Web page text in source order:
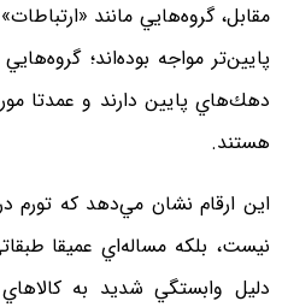
مقابل، گروه‌هايي مانند
پايين‌تر مواجه بوده‌اند؛
دهك‌هاي پايين دارند و عمدتا
هستند.
اين ارقام نشان مي‌دهد كه تورم
نيست، بلكه مساله‌اي عميقا
دليل وابستگي شديد به